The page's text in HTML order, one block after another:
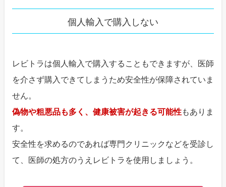
個人輸入で購入しない
レビトラは個人輸入で購入することもできますが、医師
を介さず購入できてしまうため安全性が保障されていま
せん。
偽物や粗悪品も多く、健康被害が起きる可能性もありま
す。
安全性を求めるのであれば専門クリニックなどを受診し
て、医師の処方のうえレビトラを使用しましょう。